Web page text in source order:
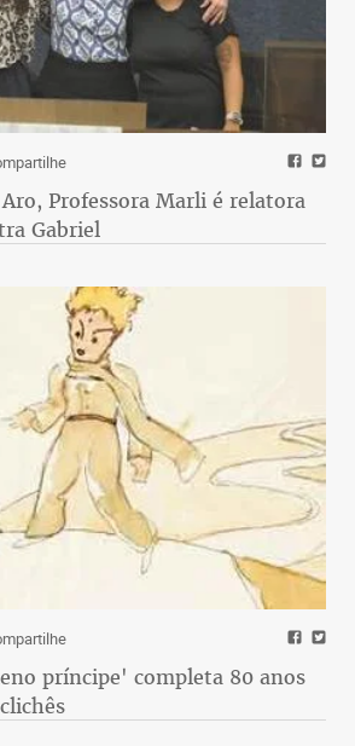
Professora Marli é relatora
Gabriel
príncipe' completa 80 anos